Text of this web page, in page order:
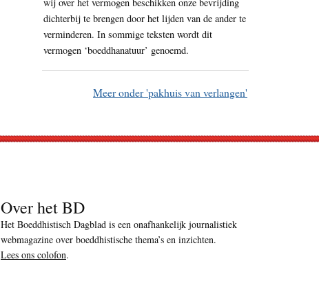
wij over het vermogen beschikken onze bevrijding
dichterbij te brengen door het lijden van de ander te
verminderen. In sommige teksten wordt dit
vermogen ‘boeddhanatuur’ genoemd.
Meer onder 'pakhuis van verlangen'
Over het BD
Het Boeddhistisch Dagblad is een onafhankelijk journalistiek
webmagazine over boeddhistische thema’s en inzichten.
Lees ons colofon.